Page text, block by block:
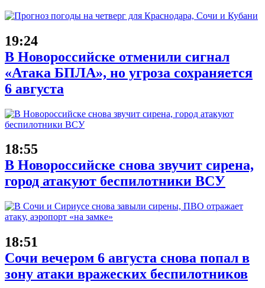
19:24
В Новороссийске отменили сигнал
«Атака БПЛА», но угроза сохраняется
6 августа
18:55
В Новороссийске снова звучит сирена,
город атакуют беспилотники ВСУ
18:51
Сочи вечером 6 августа снова попал в
зону атаки вражеских беспилотников